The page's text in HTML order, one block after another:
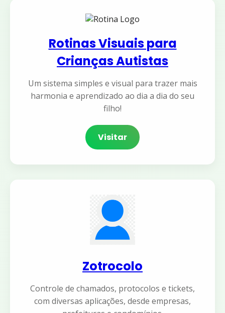
Rotinas Visuais para
Crianças Autistas
Um sistema simples e visual para trazer mais
harmonia e aprendizado ao dia a dia do seu
filho!
Visitar
Zotrocolo
Controle de chamados, protocolos e tickets,
com diversas aplicações, desde empresas,